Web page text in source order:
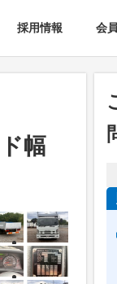
採用情報 会
幅